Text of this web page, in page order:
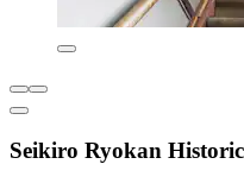
Seikiro Ryokan